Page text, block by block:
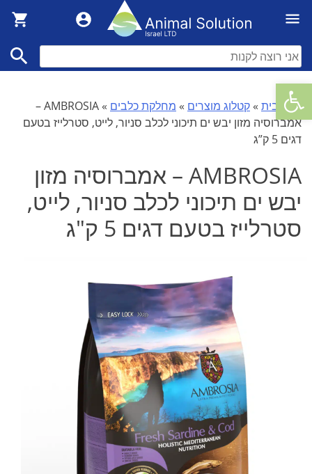
פתח סרגל נגישות
דף הבית » קטלוג מוצרים » מחלקת כלבים »
AMBROSIA –
אמברוסיה מזון יבש ים תיכוני לכלב סניור, לייט, סטרלייז בטעם
דגים 5 ק”ג
AMBROSIA – אמברוסיה מזון
יבש ים תיכוני לכלב סניור, לייט,
סטרלייז בטעם דגים 5 ק"ג